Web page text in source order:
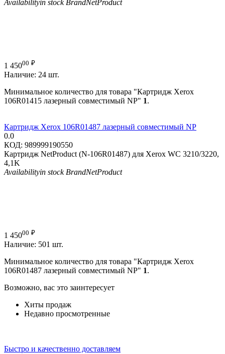
Availabilityin stock BrandNetProduct
1 45000 ₽
Наличие: 24 шт.
Минимальное количество для товара "Картридж Xerox
106R01415 лазерный совместимый NP" 1.
Картридж Xerox 106R01487 лазерный совместимый NP
0.0
КОД: 989999190550
Картридж NetProduct (N-106R01487) для Xerox WC 3210/3220,
4,1K
Availabilityin stock BrandNetProduct
1 45000 ₽
Наличие: 501 шт.
Минимальное количество для товара "Картридж Xerox
106R01487 лазерный совместимый NP" 1.
Возможно, вас это заинтересует
Хиты продаж
Недавно просмотренные
Быстро и качественно доставляем